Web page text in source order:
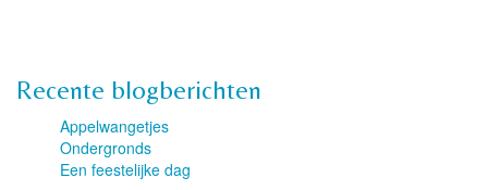
Recente blogberichten
Appelwangetjes
Ondergronds
Een feestelijke dag